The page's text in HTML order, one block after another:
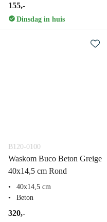
155,-
Dinsdag in huis
B120-0100
Waskom Buco Beton Greige
40x14,5 cm Rond
40x14,5 cm
Beton
320,-